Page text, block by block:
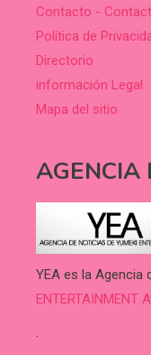
Contacto -
Política de
Directorio
información Legal
Mapa del sitio
AGENCIA
YEA es la Agencia
ENTERTAINMENT
.